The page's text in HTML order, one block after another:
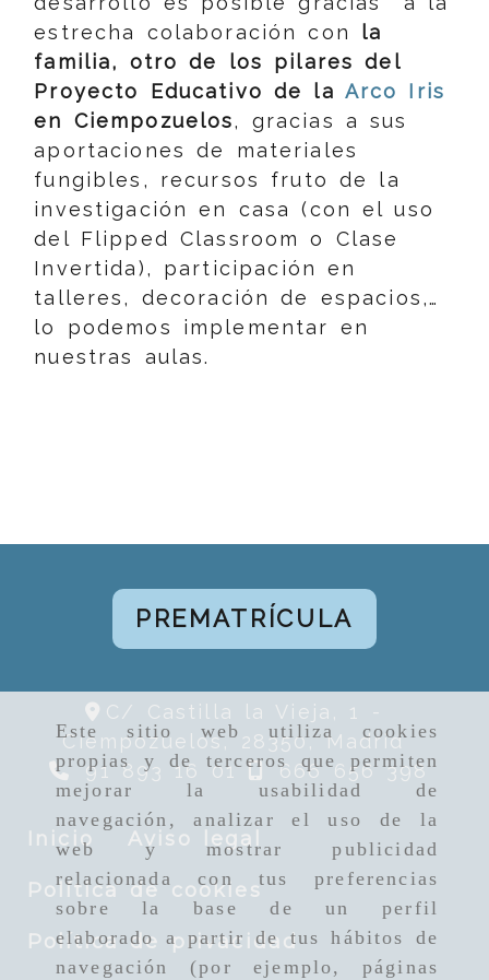
Este sitio web utiliza cookies
propias y de terceros que permiten
mejorar la usabilidad de
navegación, analizar el uso de la
web y mostrar publicidad
relacionada con tus preferencias
sobre la base de un perfil
elaborado a partir de tus hábitos de
navegación (por ejemplo, páginas
estrecha colaboración con la
familia, otro de los pilares del
Proyecto Educativo de la Arco Iris
en Ciempozuelos, gracias a sus
aportaciones de materiales
fungibles, recursos fruto de la
investigación en casa (con el uso
del Flipped Classroom o Clase
Invertida), participación en
talleres, decoración de espacios,…
lo podemos implementar en
nuestras aulas.
PREMATRÍCULA
C/ Castilla la Vieja, 1 -
Ciempozuelos,28350,Madrid
91 893 16 01
666 656 398
Inicio Aviso legal
Política de cookies
Política de privacidad